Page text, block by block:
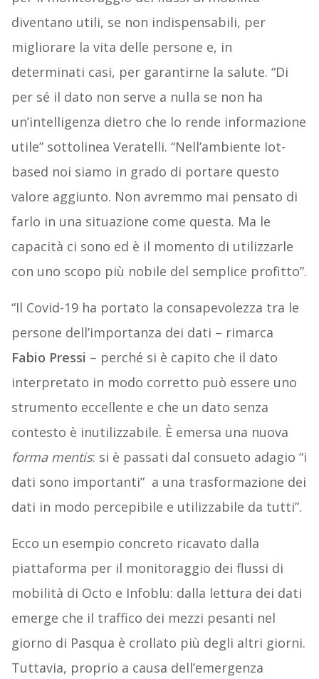
diventano utili, se non indispensabili, per
migliorare la vita delle persone e, in
determinati casi, per garantirne la salute. “Di
per sé il dato non serve a nulla se non ha
un’intelligenza dietro che lo rende informazione
utile” sottolinea Veratelli. “Nell’ambiente Iot-
based noi siamo in grado di portare questo
valore aggiunto. Non avremmo mai pensato di
farlo in una situazione come questa. Ma le
capacità ci sono ed è il momento di utilizzarle
con uno scopo più nobile del semplice profitto”.
“Il Covid-19 ha portato la consapevolezza tra le
persone dell’importanza dei dati – rimarca
Fabio Pressi – perché si è capito che il dato
interpretato in modo corretto può essere uno
strumento eccellente e che un dato senza
contesto è inutilizzabile. È emersa una nuova
forma mentis: si è passati dal consueto adagio “i
dati sono importanti” a una trasformazione dei
dati in modo percepibile e utilizzabile da tutti”.
Ecco un esempio concreto ricavato dalla
piattaforma per il monitoraggio dei flussi di
mobilità di Octo e Infoblu: dalla lettura dei dati
emerge che il traffico dei mezzi pesanti nel
giorno di Pasqua è crollato più degli altri giorni.
Tuttavia, proprio a causa dell’emergenza